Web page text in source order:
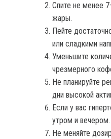
Спите не менее
жары.
Пейте
или сладкими
Уменьшите
чрезмерного
Не планируйте
дни высокой
Если у вас
утром и вечером.
Не меняйте